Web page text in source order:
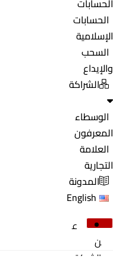
الحسابات
الإسلامية
السحب
والإيداع
الشراكة
الوسطاء
المعرفون
العلامة
التجارية
المدونة
English
ع
ن
الشركة